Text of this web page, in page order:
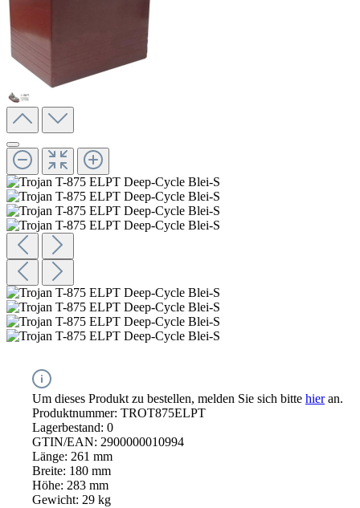
Um dieses Produkt zu bestellen, melden Sie sich bitte hieran.
Produktnummer: TROT875ELPT
Lagerbestand: 0
GTIN/EAN: 2900000010994
Länge: 261 mm
Breite: 180 mm
Höhe: 283 mm
Gewicht: 29 kg